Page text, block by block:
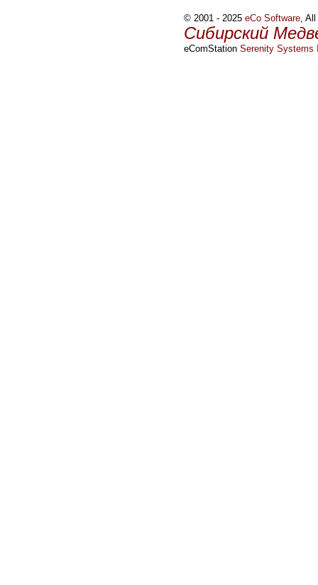
© 2001 - 2025 eCo Software, All
Сибирский
eComStation Serenity Systems